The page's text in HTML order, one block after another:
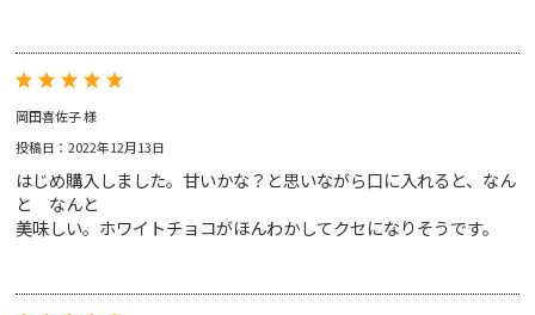
岡田喜佐子 様
投稿日：2022年12月13日
はじめ購入しました。甘いかな？と思いながら口に入れると、なん
と なんと
美味しい。ホワイトチョコがほんわかしてクセになりそうです。